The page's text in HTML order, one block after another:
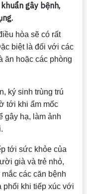
gây bệnh,
hòa sẽ có rất
biệt là đối với các
ăn hoặc các phòng
ký sinh trùng trú
tới khi ẩm mốc
gây hạ, làm ảnh
tới sức khỏe của
già và trẻ nhỏ,
các căn bệnh
phổi khi tiếp xúc với